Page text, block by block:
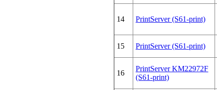
14 PrintServer (S61-print)
15 PrintServer (S61-print)
16
PrintServer KM22972F
(S61-print)